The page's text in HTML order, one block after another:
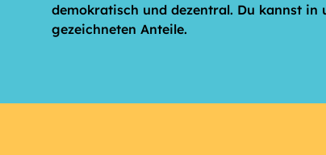
demokratisch und dezentral. Du kannst in
gezeichneten Anteile.